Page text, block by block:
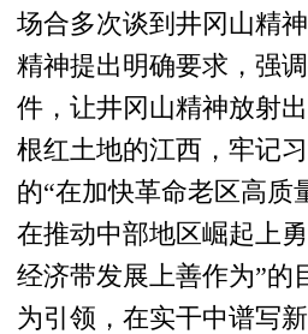
场合多次谈到井冈山精
精神提出明确要求，强
件，让井冈山精神放射
根红土地的江西，牢记
的“在加快革命老区高质
在推动中部地区崛起上
经济带发展上善作为”的
为引领，在实干中谱写新